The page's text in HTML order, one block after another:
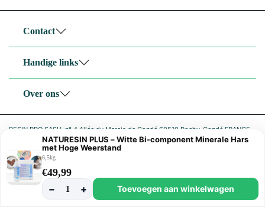
NATURESIN PLUS – Witte Bi-component Minerale Hars
met Hoge Weerstand
6,5kg
€49,99
−
1 + Toevoegen aan winkelwagen
Contact
Handige links
Over ons
RESIN PRO SASU, n° 4 Allée du Marais de Condé 60510 Rochy-Condé FRANCE
TVA FR05842797722 SIRET 842 797 722 00027 code NAF 4791B
Privacybeleid|Cookiebeleid